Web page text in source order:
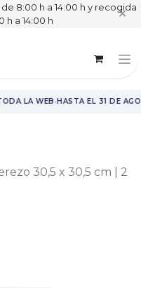
8:00 h a 14:00 h y recogida
h a 14:00 h
✕
LA WEB·HASTA EL 31 DE
30,5 x 30,5 cm | 2